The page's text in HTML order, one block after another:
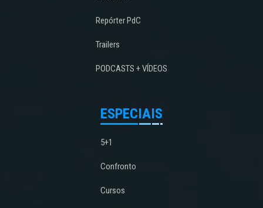
Repórter PdC
Trailers
PODCASTS + VÍDEOS
ESPECIAIS
5+1
Confronto
Cursos